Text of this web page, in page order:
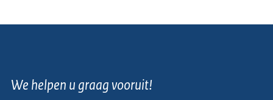
We helpen u graag vooruit!